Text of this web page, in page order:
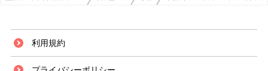
利用規約